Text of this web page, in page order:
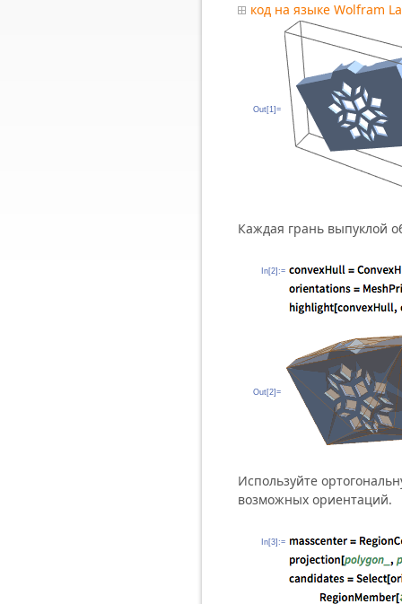
код на языке Wolfram
Out[1]=
Каждая грань выпуклой
In[2]:=
Out[2]=
Используйте
возможных ориентаций.
In[3]:=